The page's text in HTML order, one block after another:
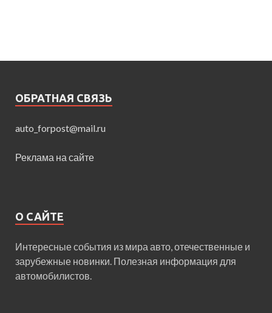
ОБРАТНАЯ СВЯЗЬ
auto_forpost@mail.ru
Реклама на сайте
О САЙТЕ
Интересные события из мира авто, отечественные и
зарубежные новинки. Полезная информация для
автомобилистов.